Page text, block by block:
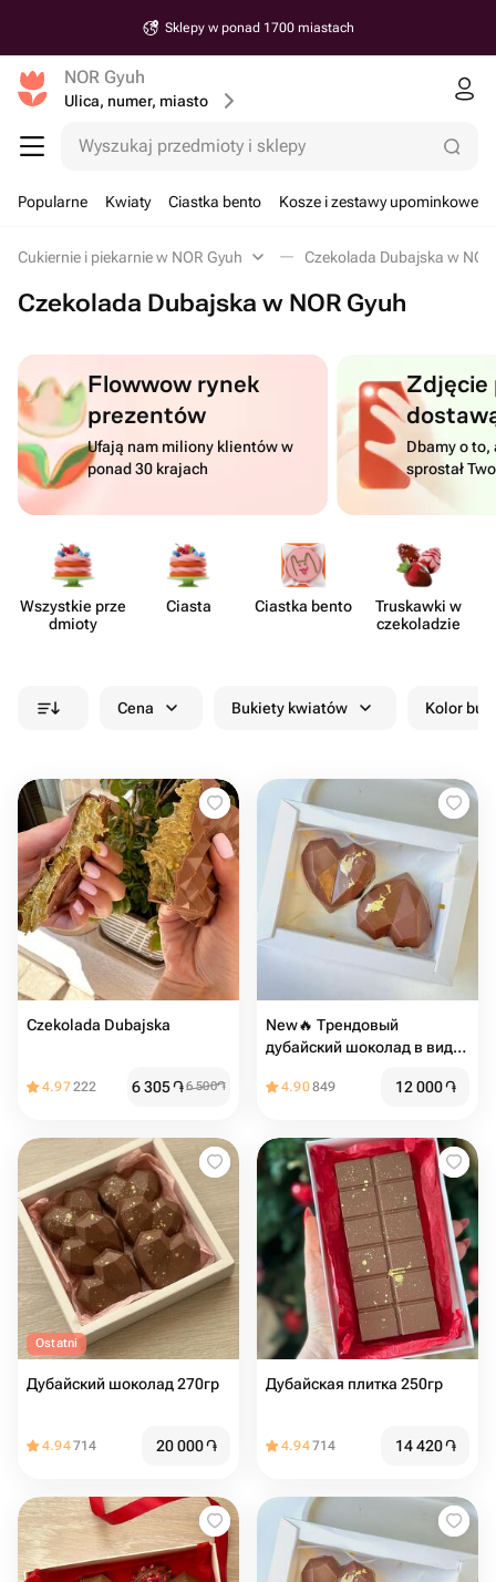
Sklepy w ponad 1700 miastach
NOR Gyuh
Ulica, numer, miasto
Wyszukaj przedmioty i sklepy
Popularne Kwiaty Ciastka bento Kosze i zestawy upominkowe
Cukiernie i piekarnie w NOR Gyuh Czekolada Dubajska w
Czekolada Dubajska w NOR Gyuh
Flowwow rynek
prezentów
Ufają nam miliony klientów w
ponad 30 krajach
Dbamy o to,
sprostał
Wszystkie prze​
dmioty
Ciasta Ciastka bento
Truskawki w
czeko​ladzie
Cena Bukiety kwiatów Kolor
Czekolada Dubajska
4.97222 6 305֏6 500֏
New🔥 Трендовый
дубайский шоколад в виде
4.90849 12 000֏
Ostatni
Дубайский шоколад 270гр
4.94714 20 000֏
Дубайская плитка 250гр
4.94714 14 420֏